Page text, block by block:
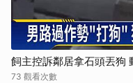
飼主控訴鄰居拿石頭丟狗
73 觀看次數